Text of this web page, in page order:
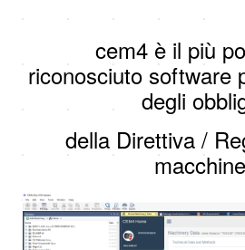
cem4 è il più
riconosciuto software
degli
della Direttiva /
macchine